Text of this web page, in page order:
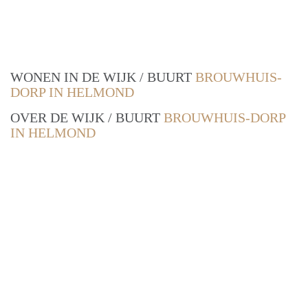
WONEN IN DE WIJK / BUURT BROUWHUIS-
DORP IN HELMOND
OVER DE WIJK / BUURT BROUWHUIS-DORP
IN HELMOND